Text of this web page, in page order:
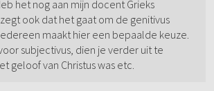
het nog aan mijn docent Grieks
ook dat het gaat om de genitivus
maakt hier een bepaalde keuze.
subjectivus, dien je verder uit te
geloof van Christus was etc.